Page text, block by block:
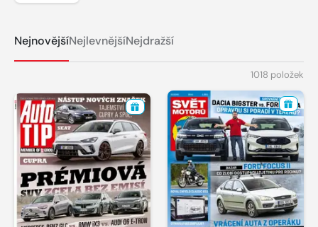
NejnovějšíNejlevnějšíNejdražší
1018 položek